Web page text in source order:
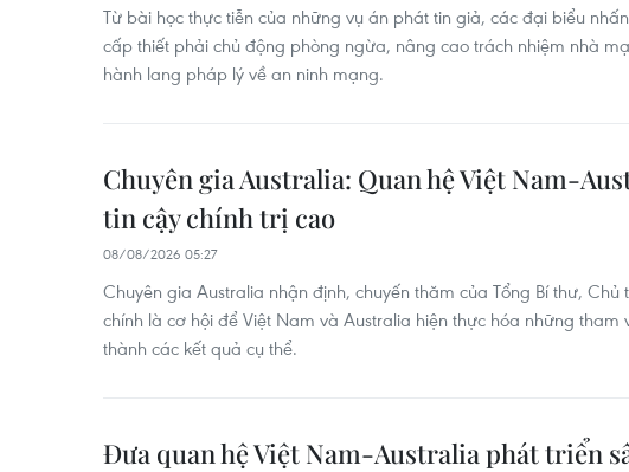
Từ bài học thực tiễn của những vụ án phát tin giả, các đại biểu
cấp thiết phải chủ động phòng ngừa, nâng cao trách nhiệm nhà
hành lang pháp lý về an ninh mạng.
Chuyên gia Australia: Quan hệ Việt Nam-
tin cậy chính trị cao
08/08/2026 05:27
Chuyên gia Australia nhận định, chuyến thăm của Tổng Bí thư, Chủ
chính là cơ hội để Việt Nam và Australia hiện thực hóa những tham
thành các kết quả cụ thể.
Đưa quan hệ Việt Nam-Australia phát triển